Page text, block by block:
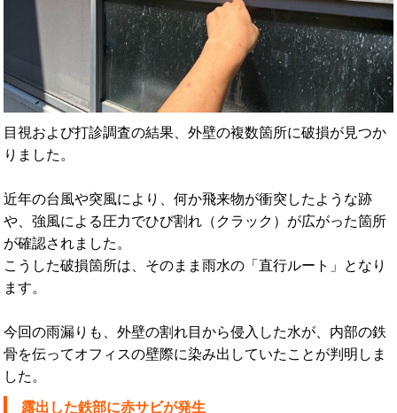
目視および打診調査の結果、外壁の複数箇所に破損が見つか
りました。
近年の台風や突風により、何か飛来物が衝突したような跡
や、強風による圧力でひび割れ（クラック）が広がった箇所
が確認されました。
こうした破損箇所は、そのまま雨水の「直行ルート」となり
ます。
今回の雨漏りも、外壁の割れ目から侵入した水が、内部の鉄
骨を伝ってオフィスの壁際に染み出していたことが判明しま
した。
露出した鉄部に赤サビが発生